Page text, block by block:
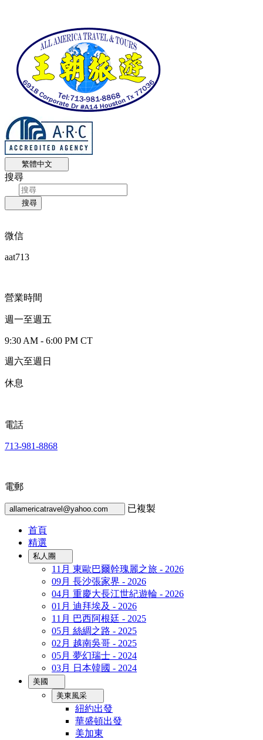
繁體中文
搜尋
搜尋
微信
aat713
營業時間
週一至週五
9:30 AM - 6:00 PM CT
週六至週日
休息
電話
713-981-8868
電郵
allamericatravel@yahoo.com 已複製
首頁
精選
私人團
11月 東歐巴爾幹瑰麗之旅 - 2026
09月 長沙張家界 - 2026
04月 重慶大長江世紀遊輪 - 2026
01月 迪拜埃及 - 2026
11月 巴西阿根廷 - 2025
05月 絲綢之路 - 2025
02月 越南吳哥 - 2025
05月 夢幻瑞士 - 2024
03月 日本韓國 - 2024
美國
美東風采
紐約出發
華盛頓出發
美加東